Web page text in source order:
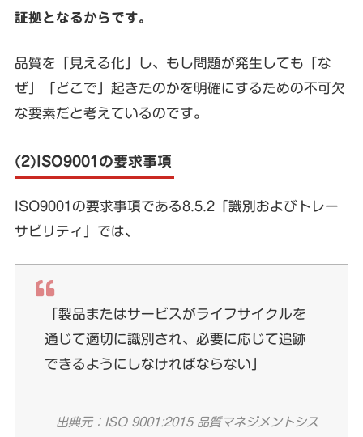
証拠となるからです。
品質を「見える化」し、もし問題が発生しても「な
ぜ」「どこで」起きたのかを明確にするための不可欠
な要素だと考えているのです。
(2)ISO9001の要求事項
ISO9001の要求事項である8.5.2「識別およびトレー
サビリティ」では、
「製品またはサービスがライフサイクルを
通じて適切に識別され、必要に応じて追跡
できるようにしなければならない」
出典元：ISO 9001:2015 品質マネジメントシス